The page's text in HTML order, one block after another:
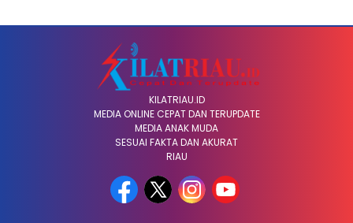
KILATRIAU.ID
MEDIA ONLINE CEPAT DAN TERUPDATE
MEDIA ANAK MUDA
SESUAI FAKTA DAN AKURAT
RIAU